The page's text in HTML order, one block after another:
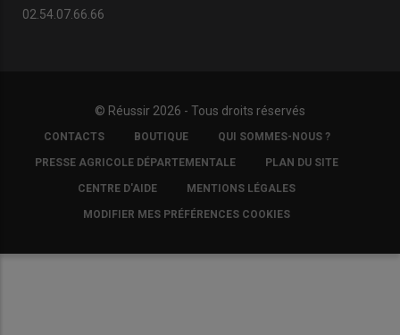
02.54.07.66.66
© Réussir 2026 - Tous droits réservés
FOOTER
COPYRIGHT
CONTACTS BOUTIQUE QUI SOMMES-NOUS ?
PRESSE AGRICOLE DÉPARTEMENTALE PLAN DU SITE
CENTRE D'AIDE MENTIONS LÉGALES
MODIFIER MES PRÉFÉRENCES COOKIES